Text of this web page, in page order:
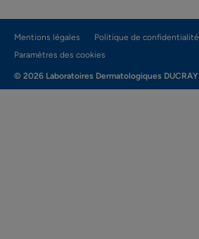
Mentions légales
Politique de confidentialité
Paramètres des cookies
© 2026 Laboratoires Dermatologiques DUCRAY